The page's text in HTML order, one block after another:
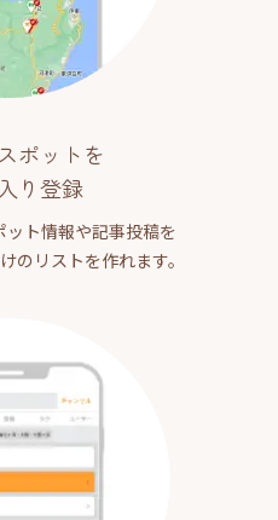
ポットを
り登録
ット情報や記事投稿を
のリストを作れます。